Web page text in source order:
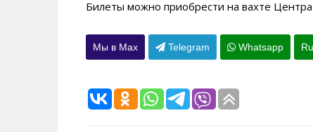
Билеты можно приобрести на вахте
Мы в Max Telegram Whatsapp